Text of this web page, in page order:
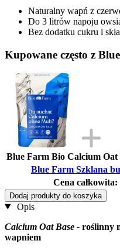
Naturalny wapń z
Do 3 litrów napoju
Bez dodatku cukru i
Kupowane często z
Blue Farm Bio Calcium Oat
Blue Farm Szklana
Cena całkowita:
Dodaj produkty do koszyka
Opis
Calcium Oat Base - roślinny
wapniem